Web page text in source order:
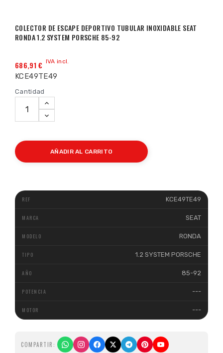
COLECTOR DE ESCAPE DEPORTIVO TUBULAR INOXIDABLE SEAT
RONDA 1.2 SYSTEM PORSCHE 85-92
686,91 € IVA incl.
KCE49TE49
Cantidad
AÑADIR AL CARRITO
KCE49TE49
SEAT
RONDA
1.2 SYSTEM PORSCHE
85-92
---
---
COMPARTIR: